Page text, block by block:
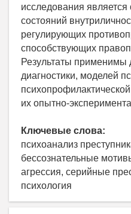
исследования
состояний
регулирующих
способствующих
Результаты применимы
диагностики, моделей
их опытно-
Ключевые слова:
психоанализ
бессознательные
агрессия, серийные
психология